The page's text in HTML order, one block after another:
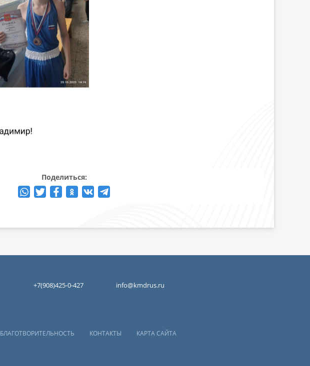
Поделиться:
+7(908)425-0-427 info@kmdrus.ru
БЛАГОТВОРИТЕЛЬНОСТЬ КОНТАКТЫ КАРТА САЙТА